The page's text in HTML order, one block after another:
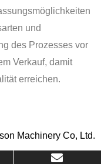
und
des Prozesses vor
Verkauf, damit
erreichen.
Machinery Co, Ltd.